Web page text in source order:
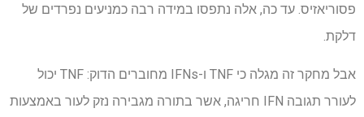
פסוריאזיס. עד כה, אלה נתפסו במידה רבה כמניעים נפרדים של
דלקת.
אבל מחקר זה מגלה כי TNF ו-IFNs מחוברים הדוק: TNF יכול
לעורר תגובה IFN חריגה, אשר בתורה מגבירה נזק לעור באמצעות